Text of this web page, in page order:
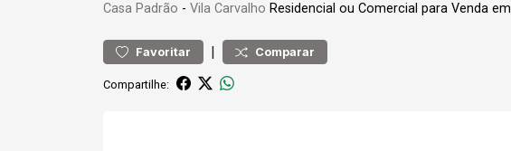
Casa Padrão - Vila Carvalho Residencial ou Comercial para Venda
Favoritar | Comparar
Compartilhe: